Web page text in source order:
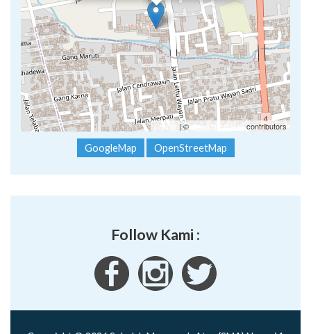
Leaflet | ©OpenStreetMapcontributors
GoogleMap OpenStreetMap
Follow Kami :